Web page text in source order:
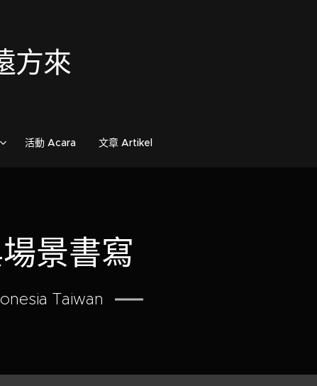
方來
活動 Acara 文章 Artikel
景書寫
Taiwan